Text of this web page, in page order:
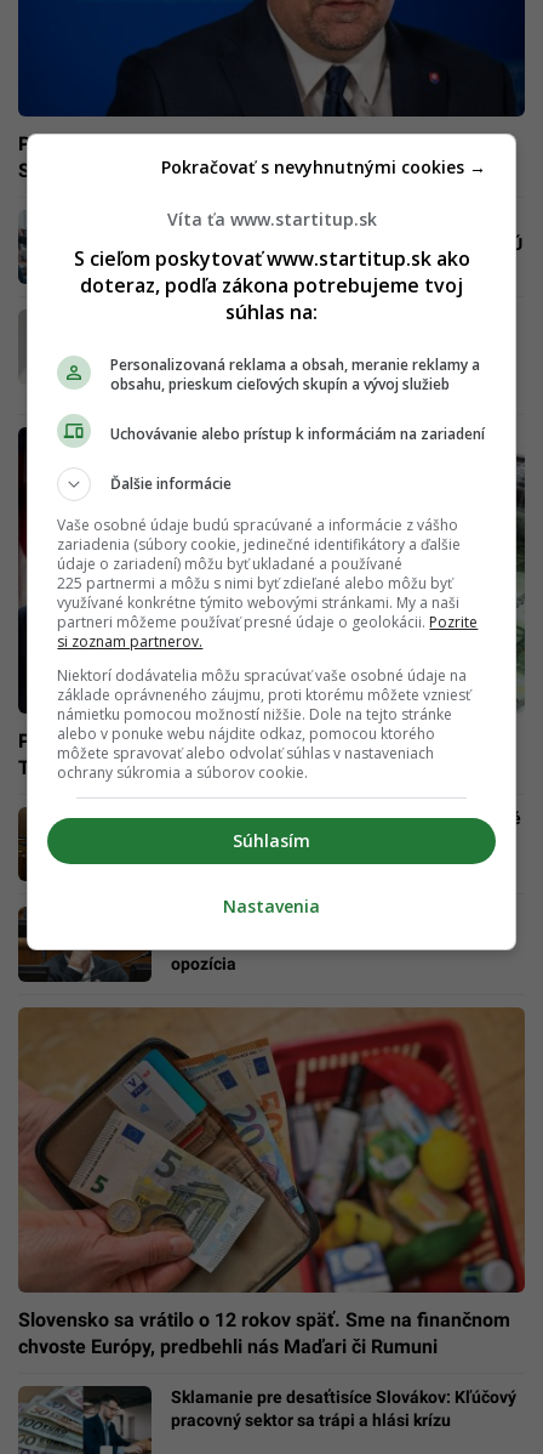
Plat cez 10 000 eur: Nový viceguvernér Národnej banky
Slovenska je Dušan Keketi
O 6 750 eurách v Luxembursku môžeš len
snívať. Slováci zarábajú polovicu priemeru EÚ
(REBRÍČEK)
Headhunterka radí, ako na vyšší plat: „Ľudia
výplatu automaticky alebo na to idú free
style“
Prezident Trump zarobí skoro 2-krát viac ako Pellegrini.
Tento luxus mu závidí každý (PREHĽAD)
Igor Matovič príde o dva mesačné poslanecké
platy a paušálne náhrady. Toto je dôvod
Kotlár za šírenie hoaxov dostáva 50-tisíc eur.
opozícia
Slovensko sa vrátilo o 12 rokov späť. Sme na finančnom
chvoste Európy, predbehli nás Maďari či Rumuni
Sklamanie pre desaťtisíce Slovákov: Kľúčový
pracovný sektor sa trápi a hlási krízu
Víta ťa www.startitup.sk
S cieľom poskytovať www.startitup.sk ako
doteraz, podľa zákona potrebujeme tvoj
súhlas na:
Personalizovaná reklama a obsah, meranie reklamy a
obsahu, prieskum cieľových skupín a vývoj služieb
Uchovávanie alebo prístup k informáciám na zariadení
Ďalšie informácie
Vaše osobné údaje budú spracúvané a informácie z vášho
zariadenia (súbory cookie, jedinečné identifikátory a ďalšie
údaje o zariadení) môžu byť ukladané a používané
225 partnermi a môžu s nimi byť zdieľané alebo môžu byť
využívané konkrétne týmito webovými stránkami. My a naši
partneri môžeme používať presné údaje o geolokácii. Pozrite
si zoznam partnerov.
Niektorí dodávatelia môžu spracúvať vaše osobné údaje na
základe oprávneného záujmu, proti ktorému môžete vzniesť
námietku pomocou možností nižšie. Dole na tejto stránke
alebo v ponuke webu nájdite odkaz, pomocou ktorého
môžete spravovať alebo odvolať súhlas v nastaveniach
ochrany súkromia a súborov cookie.
Súhlasím
Pokračovať s nevyhnutnými cookies →
Nastavenia